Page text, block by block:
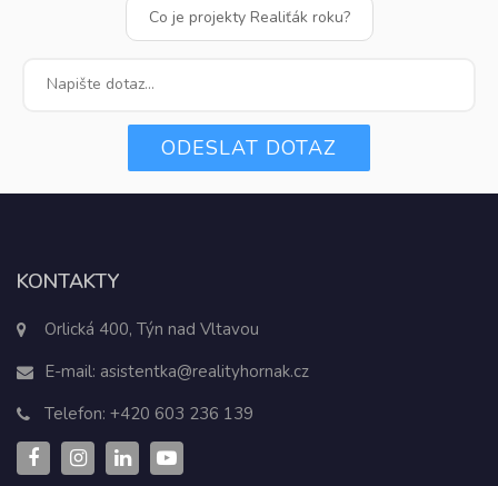
Co je projekty Realiťák roku?
ODESLAT DOTAZ
KONTAKTY
Orlická 400, Týn nad Vltavou
E-mail: asistentka@realityhornak.cz
Telefon: +420 603 236 139